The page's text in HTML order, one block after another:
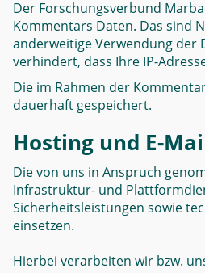
Der Forschungsverbund
Kommentars Daten. Das sind
anderweitige Verwendung der
verhindert, dass Ihre IP-
Die im Rahmen der
dauerhaft gespeichert.
Hosting und E-
Die von uns in Anspruch
Infrastruktur- und
Sicherheitsleistungen sowie
einsetzen.
Hierbei verarbeiten wir bzw.